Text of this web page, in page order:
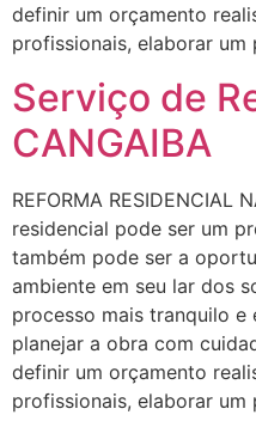
definir um orçamento
profissionais, elaborar
Serviço de
CANGAIBA
REFORMA RESIDENCIAL
residencial pode ser um
também pode ser a
ambiente em seu lar dos
processo mais tranquilo
planejar a obra com
definir um orçamento
profissionais, elaborar